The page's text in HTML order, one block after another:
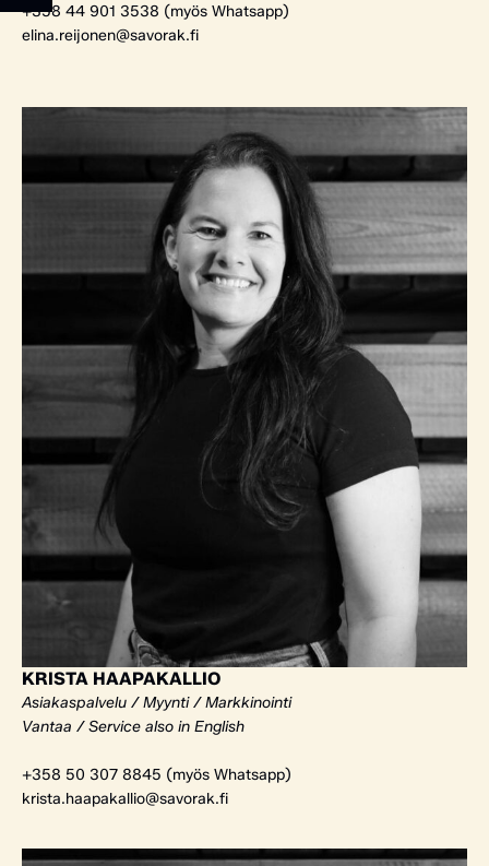
+358 44 901 3538 (myös Whatsapp)
elina.reijonen@savorak.fi
KRISTA HAAPAKALLIO
Asiakaspalvelu / Myynti / Markkinointi
Vantaa / Service also in English
+358 50 307 8845 (myös Whatsapp)
krista.haapakallio@savorak.fi